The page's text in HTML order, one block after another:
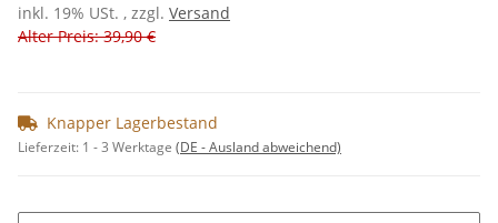
inkl. 19% USt. , zzgl. Versand
Alter Preis: 39,90 €
Knapper Lagerbestand
Lieferzeit: 1 - 3 Werktage (DE - Ausland abweichend)